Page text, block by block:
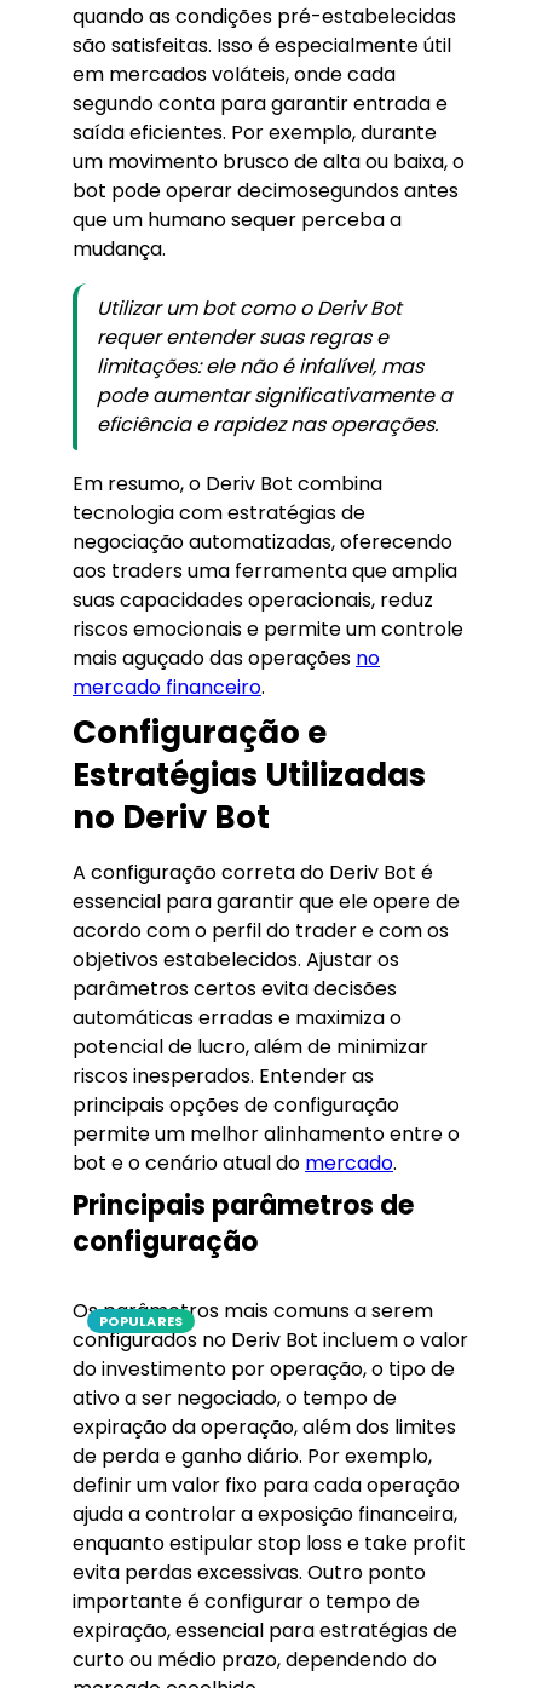
quando as condições pré-estabelecidas
são satisfeitas. Isso é especialmente útil
em mercados voláteis, onde cada
segundo conta para garantir entrada e
saída eficientes. Por exemplo, durante
um movimento brusco de alta ou baixa, o
bot pode operar decimosegundos antes
que um humano sequer perceba a
mudança.
Utilizar um bot como o Deriv Bot
requer entender suas regras e
limitações: ele não é infalível, mas
pode aumentar significativamente a
eficiência e rapidez nas operações.
Em resumo, o Deriv Bot combina
tecnologia com estratégias de
negociação automatizadas, oferecendo
aos traders uma ferramenta que amplia
suas capacidades operacionais, reduz
riscos emocionais e permite um controle
mais aguçado das operações no
mercado financeiro.
Configuração e
Estratégias Utilizadas
no Deriv Bot
A configuração correta do Deriv Bot é
essencial para garantir que ele opere de
acordo com o perfil do trader e com os
objetivos estabelecidos. Ajustar os
parâmetros certos evita decisões
automáticas erradas e maximiza o
potencial de lucro, além de minimizar
riscos inesperados. Entender as
principais opções de configuração
permite um melhor alinhamento entre o
bot e o cenário atual do mercado.
Principais parâmetros de
configuração
POPULARES
Os parâmetros mais comuns a serem
configurados no Deriv Bot incluem o valor
do investimento por operação, o tipo de
ativo a ser negociado, o tempo de
expiração da operação, além dos limites
de perda e ganho diário. Por exemplo,
definir um valor fixo para cada operação
ajuda a controlar a exposição financeira,
enquanto estipular stop loss e take profit
evita perdas excessivas. Outro ponto
importante é configurar o tempo de
expiração, essencial para estratégias de
curto ou médio prazo, dependendo do